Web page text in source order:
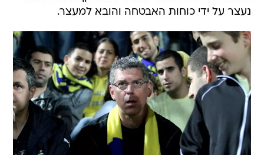
נעצר על ידי כוחות האבטחה והובא למעצר.